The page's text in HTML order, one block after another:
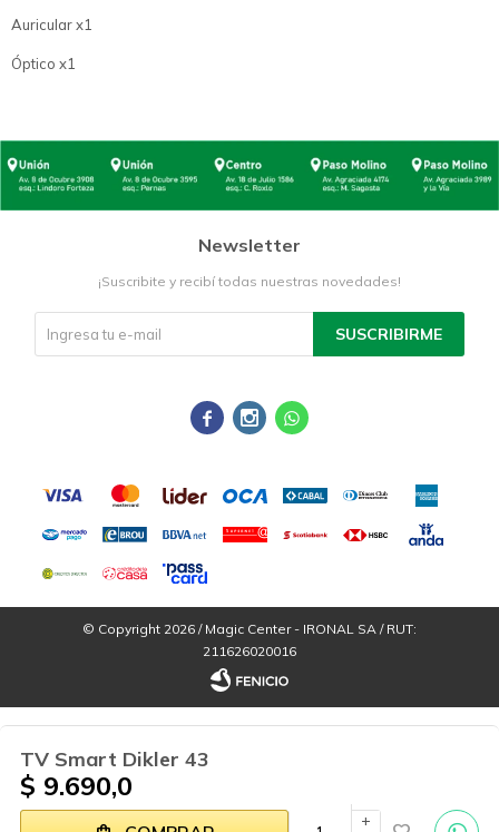
TV Smart Dikler 43
$ 9.690,0
add
consultas
Auricular x1
Óptico x1
Newsletter
¡Suscribite y recibí todas nuestras novedades!
SUSCRIBIRME
  
© Copyright 2026 / Magic Center - IRONAL SA / RUT:
211626020016